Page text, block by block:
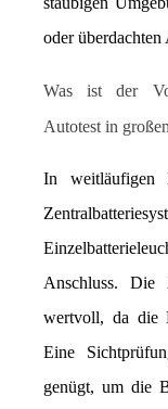
oder überdachten
Was ist der
Autotest in
In weitläufigen
Anschluss. Die
wertvoll, da die
Eine
genügt, um die